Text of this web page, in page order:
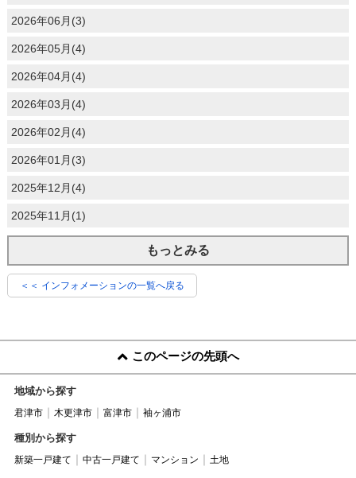
2026年06月(3)
2026年05月(4)
2026年04月(4)
2026年03月(4)
2026年02月(4)
2026年01月(3)
2025年12月(4)
2025年11月(1)
もっとみる
＜＜ インフォメーションの一覧へ戻る
このページの先頭へ
地域から探す
君津市 木更津市 富津市 袖ヶ浦市
種別から探す
新築一戸建て 中古一戸建て マンション 土地